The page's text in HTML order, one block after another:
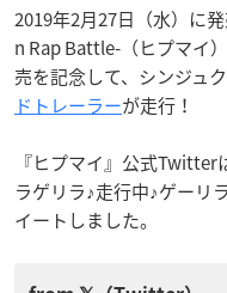
2019年2月27日（水）に
n Rap Battle-（ヒプマイ
売を記念して、シンジュ
ドトレーラーが走行！
『ヒプマイ』公式
ラゲリラ♪走行中♪ゲーリ
イートしました。